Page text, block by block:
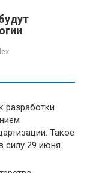
разработки
Такое
силу 29 июня.